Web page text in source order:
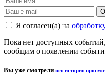
Я согласен(а) на
Пока нет доступных
сообщим о появлении
Вы уже смотрели вся история